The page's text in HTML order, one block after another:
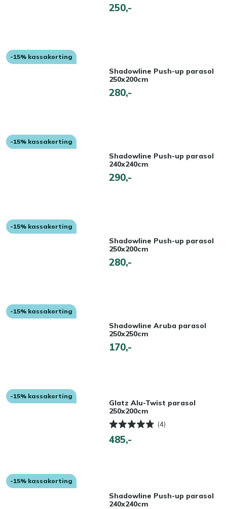
250,-
-15% kassakorting
Shadowline Push-up parasol
250x200cm
280,-
-15% kassakorting
Shadowline Push-up parasol
240x240cm
290,-
-15% kassakorting
Shadowline Push-up parasol
250x200cm
280,-
-15% kassakorting
Shadowline Aruba parasol
250x250cm
170,-
-15% kassakorting
Glatz Alu-Twist parasol
250x200cm
(4)
485,-
-15% kassakorting
Shadowline Push-up parasol
240x240cm